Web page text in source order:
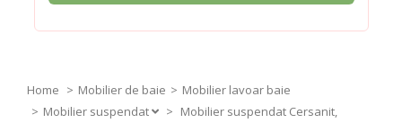
Home Mobilier de baie
Mobilier lavoar baie
Mobilier suspendat
> Mobilier suspendat Cersanit,